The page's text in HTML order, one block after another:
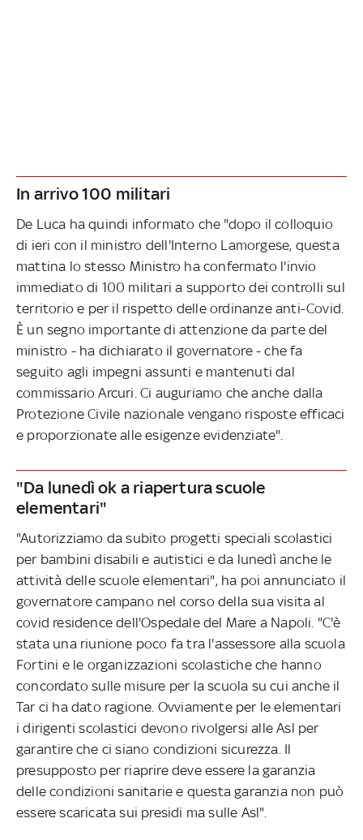
In arrivo 100 militari
De Luca ha quindi informato che "dopo il colloquio
di ieri con il ministro dell'Interno Lamorgese, questa
mattina lo stesso Ministro ha confermato l'invio
immediato di 100 militari a supporto dei controlli sul
territorio e per il rispetto delle ordinanze anti-Covid.
È un segno importante di attenzione da parte del
ministro - ha dichiarato il governatore - che fa
seguito agli impegni assunti e mantenuti dal
commissario Arcuri. Ci auguriamo che anche dalla
Protezione Civile nazionale vengano risposte efficaci
e proporzionate alle esigenze evidenziate".
"Da lunedì ok a riapertura scuole
elementari"
"Autorizziamo da subito progetti speciali scolastici
per bambini disabili e autistici e da lunedì anche le
attività delle scuole elementari", ha poi annunciato il
governatore campano nel corso della sua visita al
covid residence dell'Ospedale del Mare a Napoli. "C'è
stata una riunione poco fa tra l'assessore alla scuola
Fortini e le organizzazioni scolastiche che hanno
concordato sulle misure per la scuola su cui anche il
Tar ci ha dato ragione. Ovviamente per le elementari
i dirigenti scolastici devono rivolgersi alle Asl per
garantire che ci siano condizioni sicurezza. Il
presupposto per riaprire deve essere la garanzia
delle condizioni sanitarie e questa garanzia non può
essere scaricata sui presidi ma sulle Asl".